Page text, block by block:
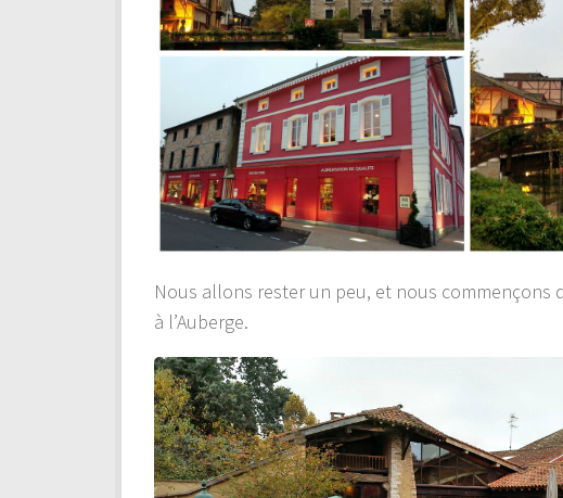
Nous allons rester un peu, et nous commençons
à l’Auberge.